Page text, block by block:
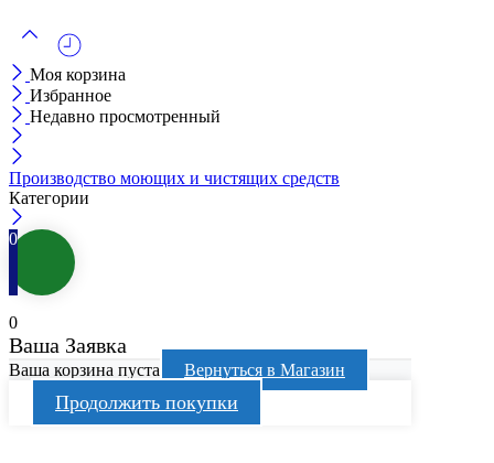
Моя корзина
Избранное
Недавно просмотренный
Производство моющих и чистящих средств
Категории
0
0
Ваша Заявка
Ваша корзина пуста Вернуться в Магазин
Продолжить покупки